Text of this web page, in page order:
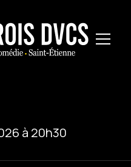
à 20h30